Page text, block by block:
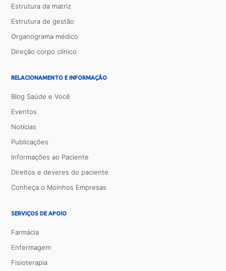
Estrutura da matriz
Estrutura de gestão
Organograma médico
Direção corpo clínico
RELACIONAMENTO E INFORMAÇÃO
Blog Saúde e Você
Eventos
Notícias
Publicações
Informações ao Paciente
Direitos e deveres do paciente
Conheça o Moinhos Empresas
SERVIÇOS DE APOIO
Farmácia
Enfermagem
Fisioterapia